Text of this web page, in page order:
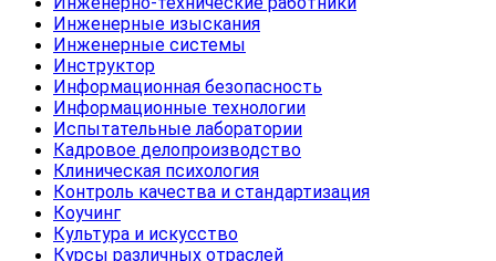
Инженерные изыскания
Инженерные системы
Инструктор
Информационная безопасность
Информационные технологии
Испытательные лаборатории
Кадровое делопроизводство
Клиническая психология
Контроль качества и стандартизация
Коучинг
Культура и искусство
Курсы различных отраслей